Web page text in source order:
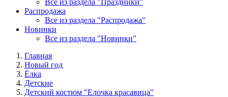
Все из раздела "Праздники"
Распродажа
Все из раздела "Распродажа"
Новинки
Все из раздела "Новинки"
Главная
Новый год
Ёлка
Детские
Детский костюм "Елочка красавица"